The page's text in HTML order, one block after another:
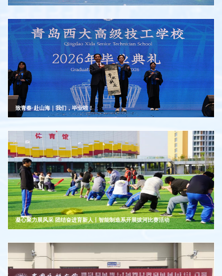
致青春·赴山海｜我们，毕业啦！
凝心聚力展风采 团结奋进育新人丨智能制造系开展拔河比赛活动